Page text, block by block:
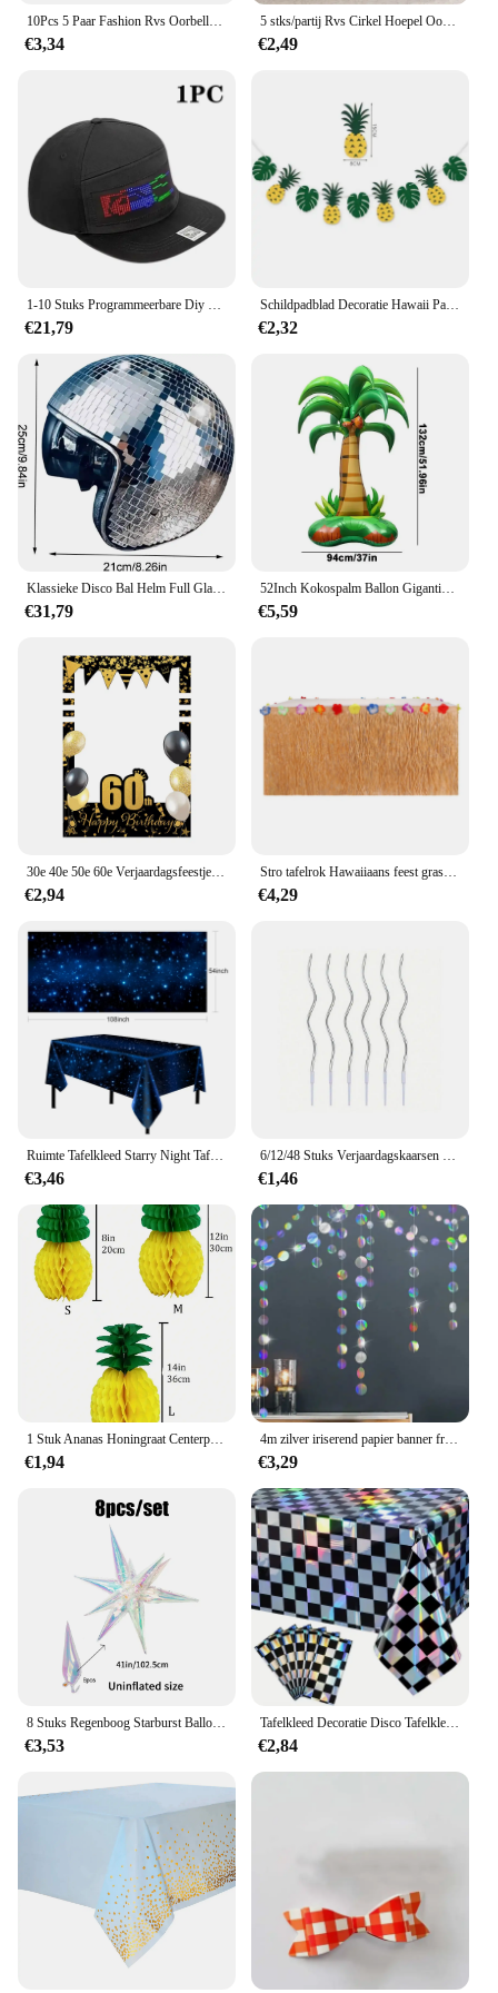
10Pcs 5 Paar Fashion Rvs Oorbellen Gouden Zilveren Kleur Ronde Hoop Oorbellen Mode-sieraden Basis Oorbel Voor Vrouwen gift
€3,34
5 stks/partij Rvs Cirkel Hoepel Oorbellen Voor Vrouwen Meisjes Zwart Goud Kleur Zilver Kleur Ronde Geometrie Oorbellen Sieraden
€2,49
1-10 Stuks Programmeerbare Diy Bluetooth Hoed Led Display Curve Decoratieve Stof Hoed Feest Avond Gloeiende Hoed Sfeer Hoed Hoed
€21,79
Schildpadblad Decoratie Hawaii Party Zomer Happy Birthday Party Safari Jungle Tropic Thema Decor Dinosaurus Thema Parti Decor
€2,32
Klassieke Disco Bal Helm Full Glas Reflecterende Motorhelmen Spiegel Glitter Bal Helmen Hoed Voor Club Bar Party Cowboy
€31,79
52Inch Kokospalm Ballon Gigantische Opblaasbare Palmboom Hawaii Feest Decor Voor Verjaardag Bruiloft Baby Shower Valentijn Tropisch
€5,59
30e 40e 50e 60e Verjaardagsfeestje Fotocabine Frame Rekwisieten Zwart Goud Verjaardagsfeestje Decor 18 30 40 50 60 Jaar Verjaardagsbenodigdheden
€2,94
Stro tafelrok Hawaiiaans feest gras tafelrok themafeest voor tropische Hawaiiaanse zee bruiloft verjaardagsfeestje decoratie
€4,29
Ruimte Tafelkleed Starry Night Tafelkleed Decoraties Plastic Galaxy Tafel Cover Space Stars Thema Party Benodigdheden Voor Verjaardag
€3,46
6/12/48 Stuks Verjaardagskaarsen Spiraal Taartkaarsen Lange Dunne Taartkaarsen Voor Bruiloft En Taartdecoratie
€1,46
1 Stuk Ananas Honingraat Centerpieces Tissue Papier Ananas Tafel Opknoping Decoraties Voor Tropische Luau Hawaiian Jungle Party
€1,94
4m zilver iriserend papier banner frozen feestartikelen verjaardagsdecoratie volwassen kinderen jongen meisje geslacht onthullen bruiloft decor
€3,29
8 Stuks Regenboog Starburst Ballonnen, 41 Inch, Verjaardag, Bruiloft, Disco Feest, Zeemeermin Partij, Concert Decoraties, Ijs En Sneeuw Thema
€3,53
Tafelkleed Decoratie Disco Tafelkleed Glanzend Iriserende Laser Rechthoek Tafelkleed Voor Jaren '80 Disco Verjaardagsfeestartikelen
€2,84